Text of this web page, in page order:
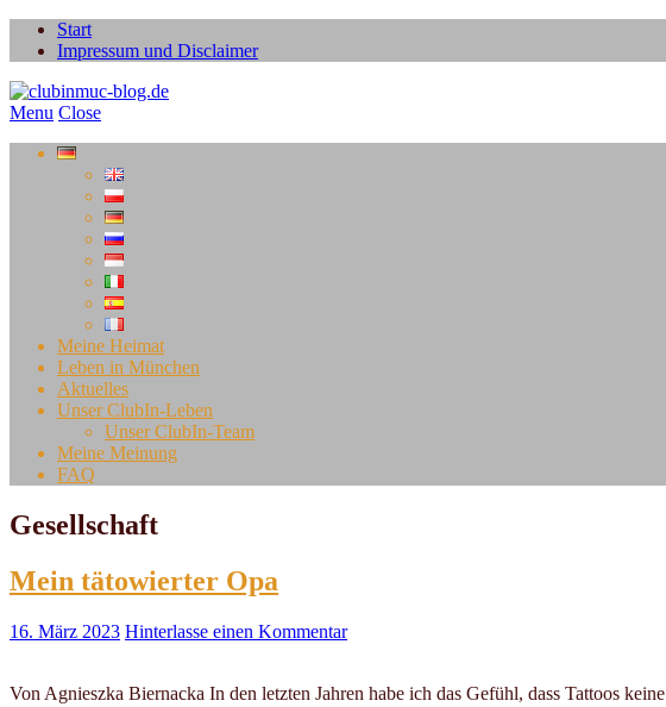
Start
Impressum und Disclaimer
Menu Close
Meine Heimat
Leben in München
Aktuelles
Unser ClubIn-Leben
Unser ClubIn-Team
Meine Meinung
FAQ
Gesellschaft
Mein tätowierter Opa
16. März 2023 Hinterlasse einen Kommentar
Von Agnieszka Biernacka In den letzten Jahren habe ich das Gefühl, dass Tattoos